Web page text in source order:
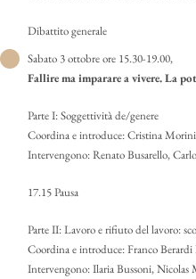
Dibattito generale
Sabato 3 ottobre ore 15.30-19.00,
Fallire ma imparare a vivere. La
Parte I: Soggettività de/genere
Coordina e introduce: Cristina Morini
Intervengono: Renato Busarello,
17.15 Pausa
Parte II: Lavoro e rifiuto del lavoro:
Coordina e introduce: Franco
Intervengono: Ilaria Bussoni,